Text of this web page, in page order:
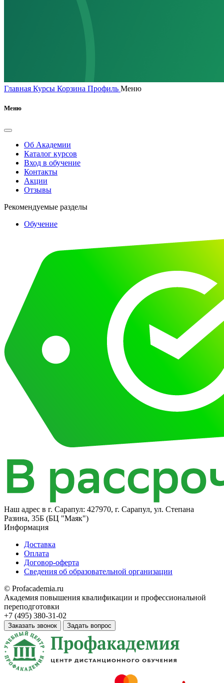
Главная Курсы Корзина Профиль Меню
Меню
Об Академии
Каталог курсов
Вход в обучение
Контакты
Акции
Отзывы
Рекомендуемые разделы
Обучение
Наш адрес в г. Сарапул: 427970, г. Сарапул, ул. Степана
Разина, 35Б (БЦ "Маяк")
Информация
Доставка
Оплата
Договор-оферта
Сведения об образовательной организации
© Profacademia.ru
Академия повышения квалификации и профессиональной
переподготовки
+7 (495) 380-31-02
Заказать звонок Задать вопрос